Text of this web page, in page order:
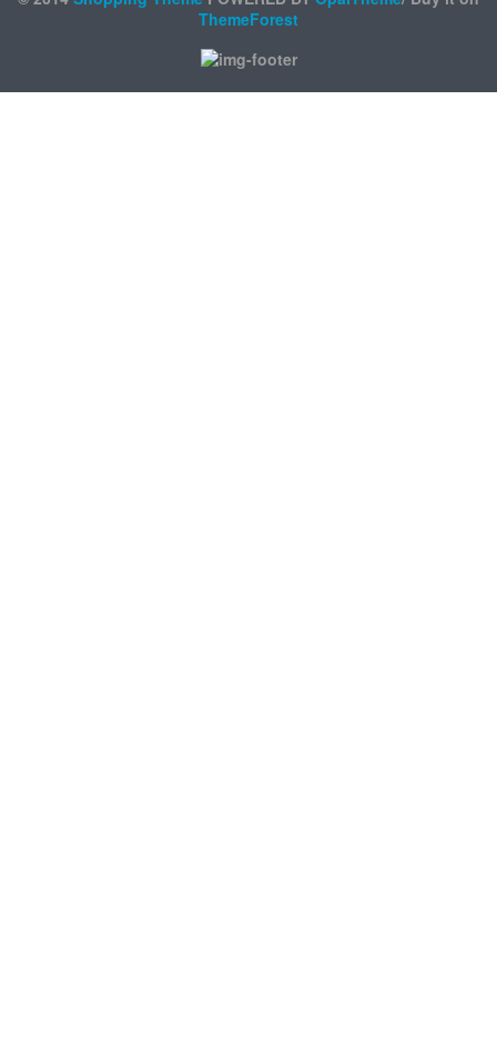
ThemeForest